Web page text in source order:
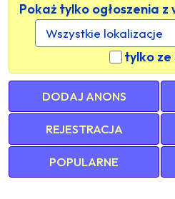
Pokaż tylko ogłoszenia
tylko ze
DODAJ ANONS
REJESTRACJA
POPULARNE